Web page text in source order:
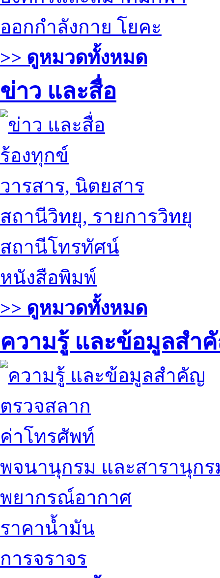
ออกกำลังกาย โยคะ
>> ดูหมวดทั้งหมด
ข่าว และสื่อ
ร้องทุกข์
วารสาร, นิตยสาร
สถานีวิทยุ, รายการวิทยุ
สถานีโทรทัศน์
หนังสือพิมพ์
>> ดูหมวดทั้งหมด
ความรู้ และข้อมูลสำ
ตรวจสลาก
ค่าโทรศัพท์
พจนานุกรม และสารานุกร
พยากรณ์อากาศ
ราคาน้ำมัน
การจราจร